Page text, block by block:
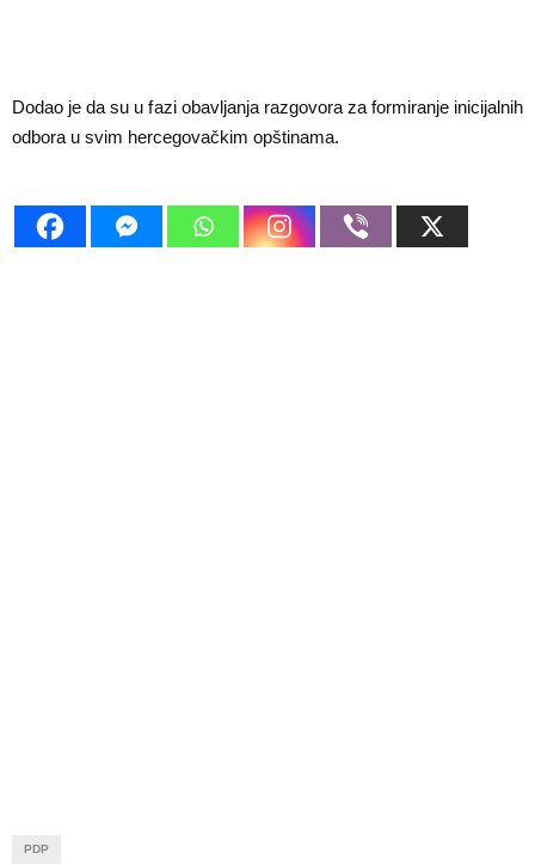
Dodao je da su u fazi obavljanja razgovora za formiranje inicijalnih
odbora u svim hercegovačkim opštinama.
PDP